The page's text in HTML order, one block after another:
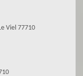
Viel 77710